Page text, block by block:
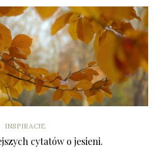
INSPIRACJE
cytatów o jesieni.